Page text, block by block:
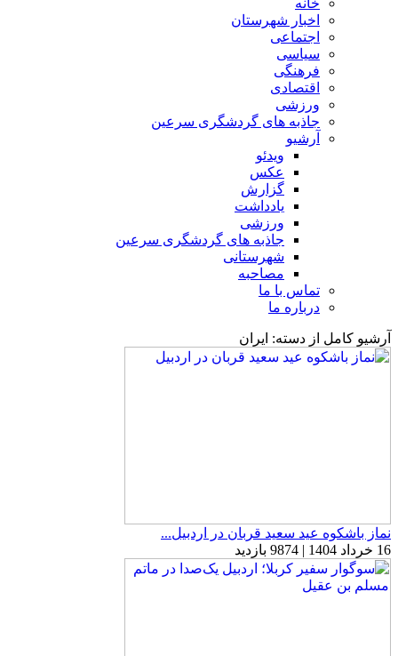
خانه
اخبار شهرستان
اجتماعی
سیاسی
فرهنگی
اقتصادی
ورزشی
جاذبه های گردشگری سرعین
آرشیو
ویدئو
عکس
گزارش
یادداشت
ورزشی
جاذبه های گردشگری سرعین
شهرستانی
مصاحبه
تماس با ما
درباره ما
آرشیو کامل از دسته: ایران
نماز باشکوه عید سعید قربان در اردبیل...
16 خرداد 1404 | 9874 بازدید